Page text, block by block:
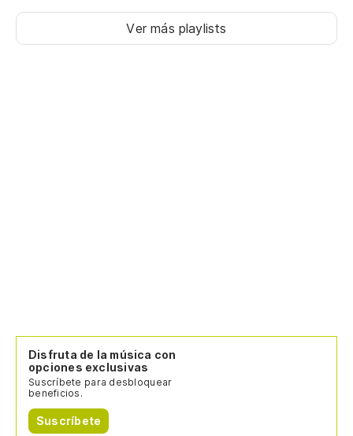
Ver más playlists
Disfruta de la música con
opciones exclusivas
Suscríbete para desbloquear
beneficios.
Suscríbete